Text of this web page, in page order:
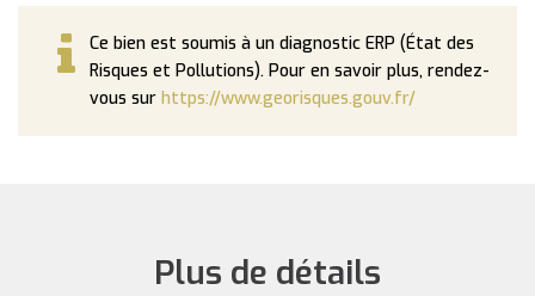
Ce bien est soumis à un diagnostic ERP (État des
Risques et Pollutions). Pour en savoir plus, rendez-
vous sur https://www.georisques.gouv.fr/
Plus de détails